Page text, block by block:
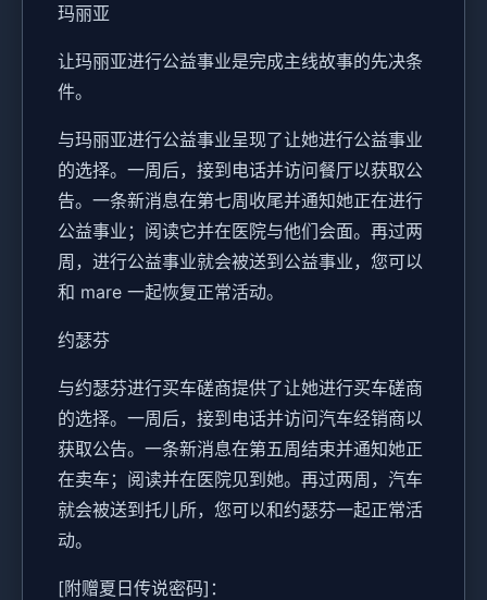
玛丽亚
让玛丽亚进行公益事业是完成主线故事的先决条
件。
与玛丽亚进行公益事业呈现了让她进行公益事业
的选择。一周后，接到电话并访问餐厅以获取公
告。一条新消息在第七周收尾并通知她正在进行
公益事业；阅读它并在医院与他们会面。再过两
周，进行公益事业就会被送到公益事业，您可以
和 mare 一起恢复正常活动。
约瑟芬
与约瑟芬进行买车磋商提供了让她进行买车磋商
的选择。一周后，接到电话并访问汽车经销商以
获取公告。一条新消息在第五周结束并通知她正
在卖车；阅读并在医院见到她。再过两周，汽车
就会被送到托儿所，您可以和约瑟芬一起正常活
动。
[附赠夏日传说密码]：